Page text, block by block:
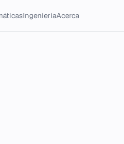
IngenieríaAcerca